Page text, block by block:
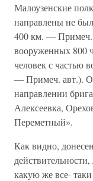
Малоузенские
направлены не
400 км. — Примеч.
вооруженных 800
человек с частью
— Примеч. авт.).
направлении
Алексеевка,
Переметный».
Как видно,
какую же все-